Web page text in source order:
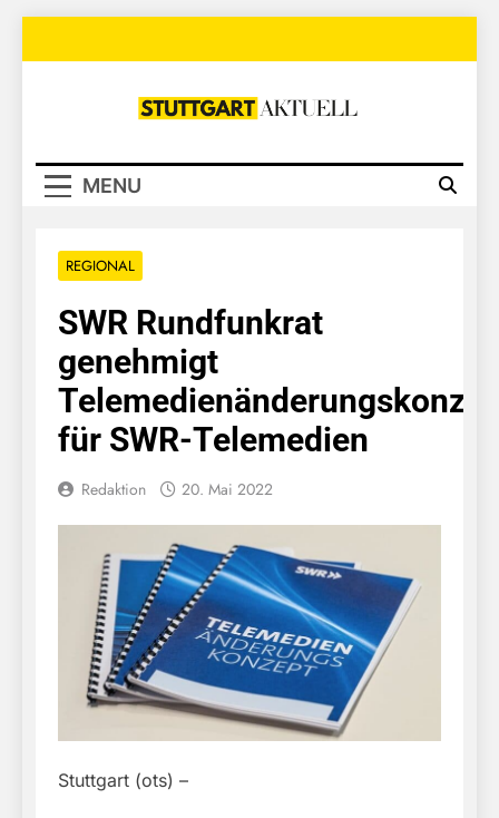
Stuttgart
MENU
REGIONAL
SWR Rundfunkrat
genehmigt
für SWR-Telemedien
Redaktion 20. Mai 2022
Stuttgart (ots) –